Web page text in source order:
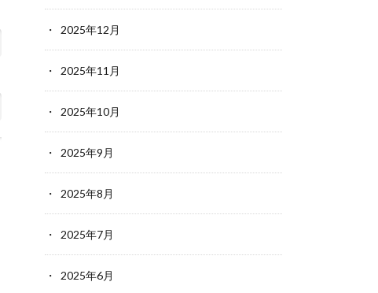
2025年12月
2025年11月
2025年10月
2025年9月
2025年8月
2025年7月
2025年6月